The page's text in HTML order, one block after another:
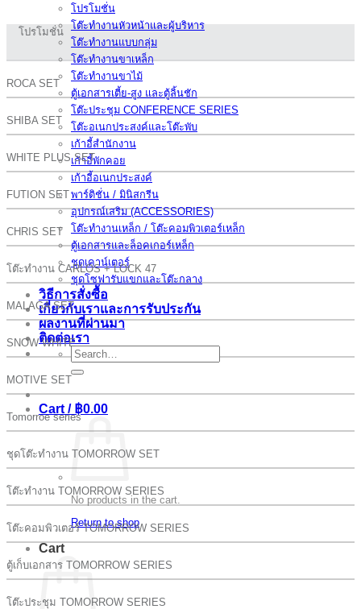
โปรโมชั่น
โต๊ะทำงานหัวหน้าและผู้บริหาร
โต๊ะทำงานแบบกลุ่ม
โต๊ะทำงานขาเหล็ก
โต๊ะทำงานขาไม้
ตู้เอกสารเตี้ย-สูง และตู้ลิ้นชัก
โต๊ะประชุม CONFERENCE SERIES
โต๊ะอเนกประสงค์และโต๊ะพับ
เก้าอี้สำนักงาน
เก้าอี้พักคอย
เก้าอี้อเนกประสงค์
พาร์ติชั่น / มินิสกรีน
อุปกรณ์เสริม (ACCESSORIES)
โต๊ะทำงานเหล็ก / โต๊ะคอมพิวเตอร์เหล็ก
ตู้เอกสารและล็อคเกอร์เหล็ก
ชุดเคาน์เตอร์
ชุดโซฟารับแขกและโต๊ะกลาง
วิธีการสั่งซื้อ
เกี่ยวกับเราและการรับประกัน
ผลงานที่ผ่านมา
ติดต่อเรา
Search
for:
Cart / ฿0.00
No products in the cart.
Return to shop
Cart
โปรโมชั่น
ROCA SET
SHIBA SET
WHITE PLUS SET
FUTION SET
CHRIS SET
โต๊ะทำงาน CARLOS + LOCK 47
MALAGA SET
SNOW WHITE
MOTIVE SET
Tomorroe series
ชุดโต๊ะทำงาน TOMORROW SET
โต๊ะทำงาน TOMORROW SERIES
โต๊ะคอมพิวเตอร์ TOMORROW SERIES
ตู้เก็บเอกสาร TOMORROW SERIES
โต๊ะประชุม TOMORROW SERIES